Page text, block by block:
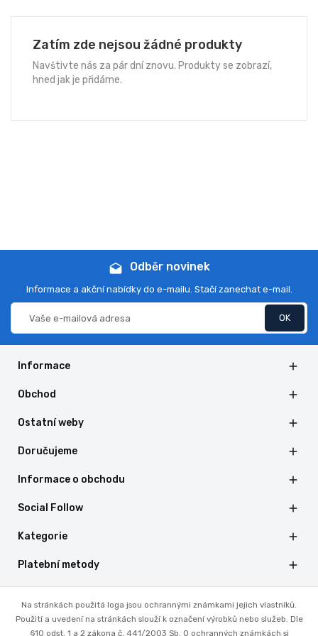
drafts Odběr novinek
Informace a akční nabídky do e-mailu. Stačí zanechat e-mail.
Informace 
Obchod 
Ostatní weby 
Doručujeme 
Informace o obchodu 
Social Follow 
Kategorie 
Platební metody 
Na stránkách použitá loga jsou ochrannými známkami jejich vlastníků.
Použití a uvedení na stránkách slouží k označení výrobků nebo služeb. Dle
§10 odst. 1 a 2 zákona č. 441/2003 Sb. O ochranných známkách si